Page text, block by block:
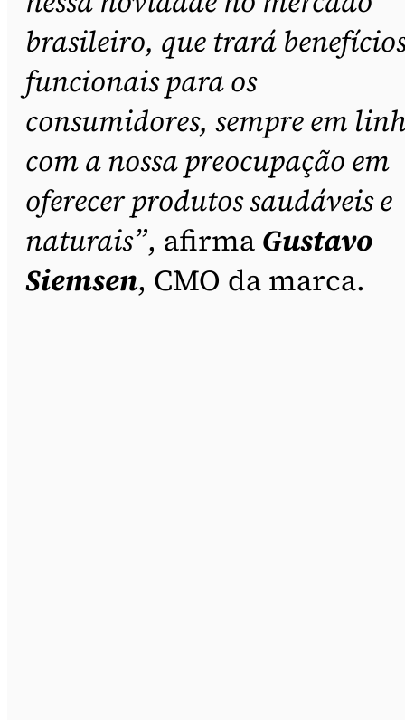
brasileiro, que trará
funcionais para os
consumidores, sempre em
com a nossa preocupação em
oferecer produtos saudáveis e
naturais”, afirma Gustavo
Siemsen, CMO da marca.